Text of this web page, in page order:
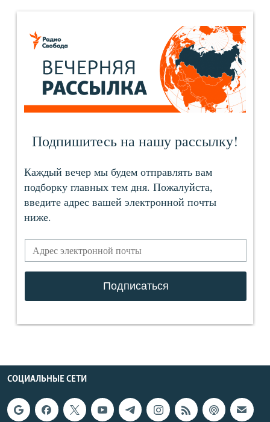
СОЦИАЛЬНЫЕ СЕТИ